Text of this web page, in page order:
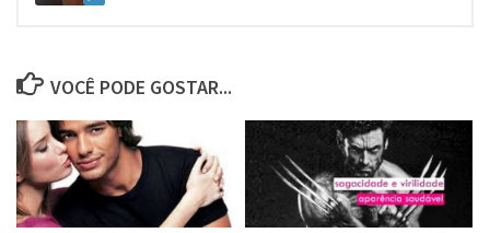
VOCÊ PODE GOSTAR...